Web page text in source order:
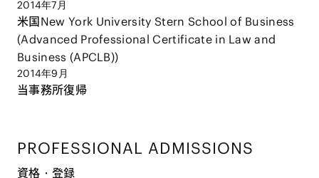
2014年7月
米国New York University Stern School of Business
(Advanced Professional Certificate in Law and
Business (APCLB))
2014年9月
当事務所復帰
PROFESSIONAL ADMISSIONS
資格・登録